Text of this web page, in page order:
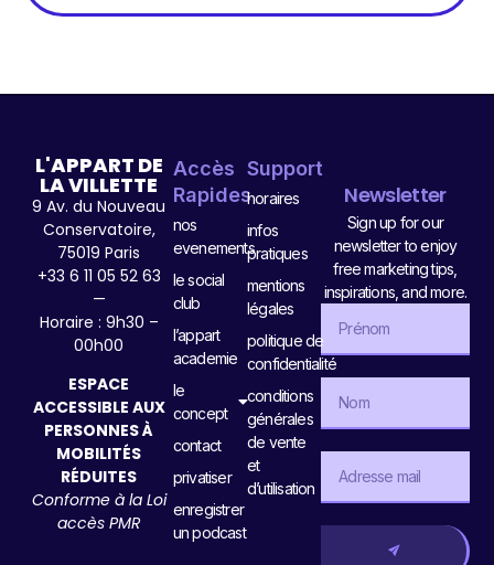
L'APPART DE
LA VILLETTE
9 Av. du Nouveau
Conservatoire,
75019 Paris
+33 6 11 05 52 63
—
Horaire : 9h30 –
00h00
ESPACE
ACCESSIBLE AUX
PERSONNES À
MOBILITÉS
RÉDUITES
Conforme à la Loi
accès PMR
Accès
Rapides
nos
evenements
le social
club
l’appart
academie
le
concept
contact
privatiser
enregistrer
un podcast
Support
horaires
infos
pratiques
mentions
légales
politique de
confidentialité
conditions
générales
de vente
et
d’utilisation
Newsletter
Sign up for our
newsletter to enjoy
free marketing tips,
inspirations, and more.